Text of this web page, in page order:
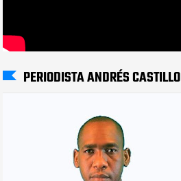
PERIODISTA ANDRÉS CASTILLO